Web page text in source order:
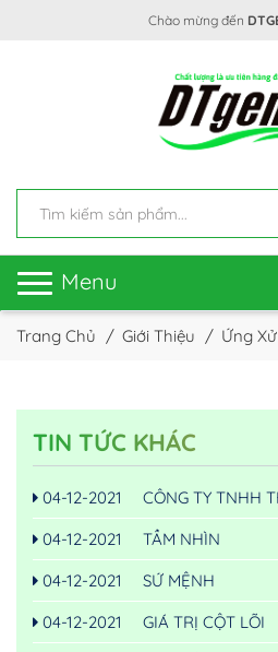
Chào mừng đến
Menu
Trang Chủ Giới Thiệu Ứng
TIN TỨC KHÁC
04-12-2021
CÔNG TY TNHH
04-12-2021
TẦM NHÌN
04-12-2021
SỨ MỆNH
04-12-2021
GIÁ TRỊ CỘT LÕI